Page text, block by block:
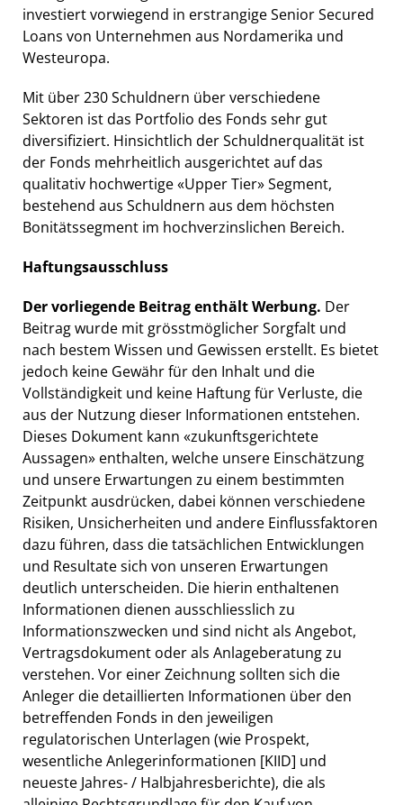
investiert vorwiegend in erstrangige Senior Secured
Loans von Unternehmen aus Nordamerika und
Westeuropa.
Mit über 230 Schuldnern über verschiedene
Sektoren ist das Portfolio des Fonds sehr gut
diversifiziert. Hinsichtlich der Schuldnerqualität ist
der Fonds mehrheitlich ausgerichtet auf das
qualitativ hochwertige «Upper Tier» Segment,
bestehend aus Schuldnern aus dem höchsten
Bonitätssegment im hochverzinslichen Bereich.
Haftungsausschluss
Der vorliegende Beitrag enthält Werbung. Der
Beitrag wurde mit grösstmöglicher Sorgfalt und
nach bestem Wissen und Gewissen erstellt. Es bietet
jedoch keine Gewähr für den Inhalt und die
Vollständigkeit und keine Haftung für Verluste, die
aus der Nutzung dieser Informationen entstehen.
Dieses Dokument kann «zukunftsgerichtete
Aussagen» enthalten, welche unsere Einschätzung
und unsere Erwartungen zu einem bestimmten
Zeitpunkt ausdrücken, dabei können verschiedene
Risiken, Unsicherheiten und andere Einflussfaktoren
dazu führen, dass die tatsächlichen Entwicklungen
und Resultate sich von unseren Erwartungen
deutlich unterscheiden. Die hierin enthaltenen
Informationen dienen ausschliesslich zu
Informationszwecken und sind nicht als Angebot,
Vertragsdokument oder als Anlageberatung zu
verstehen. Vor einer Zeichnung sollten sich die
Anleger die detaillierten Informationen über den
betreffenden Fonds in den jeweiligen
regulatorischen Unterlagen (wie Prospekt,
wesentliche Anlegerinformationen [KIID] und
neueste Jahres- / Halbjahresberichte), die als